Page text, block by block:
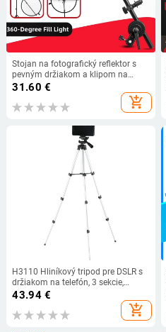
Stojan na fotografický reflektor s
pevným držiakom a klipom na
reflektor, hliníková zliatina
31.60 €
add_shopping_cart
H3110 Hliníkový tripod pre DSLR s
držiakom na telefón, 3 sekcie,
hmotnosť 1.0 kg, nosnosť do 2 kg
43.94€
add_shopping_cart